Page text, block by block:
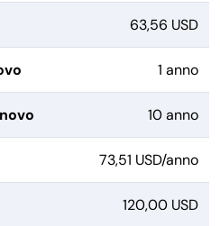
63,56 USD
1 anno
10 anno
73,51 USD/anno
120,00 USD